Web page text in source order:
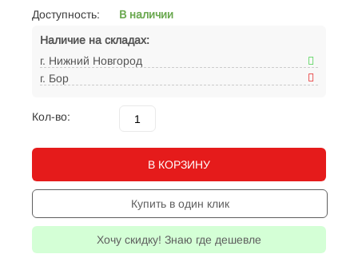
Доступность:
В наличии
Наличие на складах:
г. Нижний Новгород
г. Бор
Кол-во:
В КОРЗИНУ
Купить в один клик
Хочу скидку! Знаю где дешевле